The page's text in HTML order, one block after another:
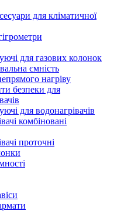
для кліматичної
для газових колонок
ємність
нагріву
безпеки для
для водонагрівачів
комбіновані
проточні